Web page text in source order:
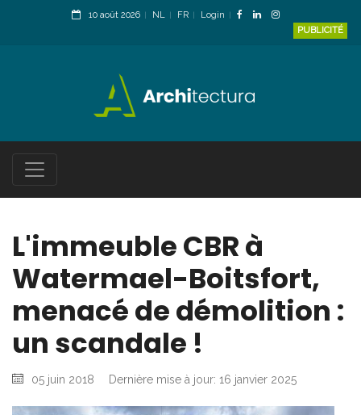
10 août 2026 NL FR
Login
PUBLICITÉ
L'immeuble CBR à
Watermael-Boitsfort,
menacé de démolition :
un scandale !
05 juin 2018 Dernière mise à jour: 16 janvier 2025